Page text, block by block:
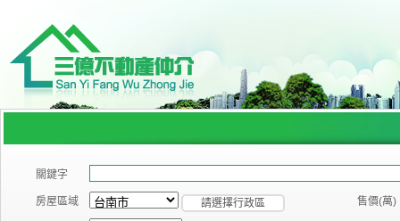
關鍵字
房屋區域 請選擇行政區 售價(萬)